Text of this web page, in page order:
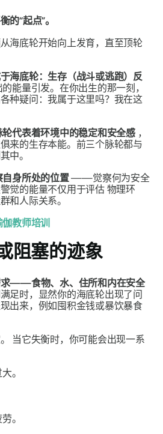
的“起点”。
海底轮开始向上发育，直至顶轮
海底轮：生存（战斗或逃跑）反
能量引发。在你出生的那一刻，
种疑问：我属于这里吗？我在这
轮代表着环境中的稳定和安全感 ，
来的生存本能。前三个脉轮都与
中。
身所处的位置——觉察何为安全
觉的能量不仅用于评估物理环
和人际关系。
教师培训
阻塞的迹象
求——食物、水、住所和内在安全
足时，显然你的海底轮出现了问
出来，例如囤积金钱或暴饮暴食
当它失衡时，你可能会出现一系
。
。